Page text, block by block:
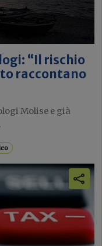
“Il rischio
raccontano
Molise e già